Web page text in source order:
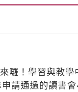
囉！學習與教
請通過的讀書